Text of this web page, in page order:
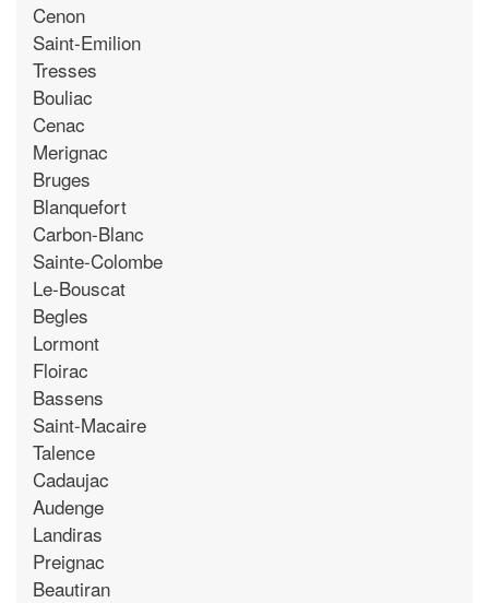
Cenon
Saint-Emilion
Tresses
Bouliac
Cenac
Merignac
Bruges
Blanquefort
Carbon-Blanc
Sainte-Colombe
Le-Bouscat
Begles
Lormont
Floirac
Bassens
Saint-Macaire
Talence
Cadaujac
Audenge
Landiras
Preignac
Beautiran